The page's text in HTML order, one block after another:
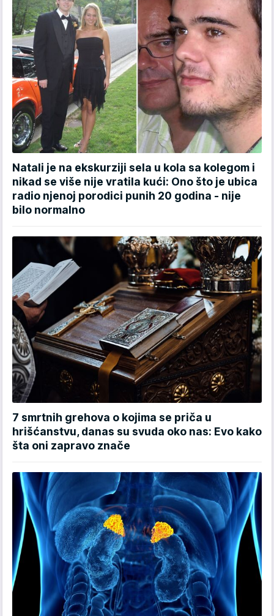
Natali je na ekskurziji sela u kola sa kolegom i
nikad se više nije vratila kući: Ono što je ubica
radio njenoj porodici punih 20 godina - nije
bilo normalno
7 smrtnih grehova o kojima se priča u
hrišćanstvu, danas su svuda oko nas: Evo kako
šta oni zapravo znače